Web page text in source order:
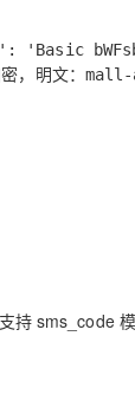
密，明文：
持 sms_code